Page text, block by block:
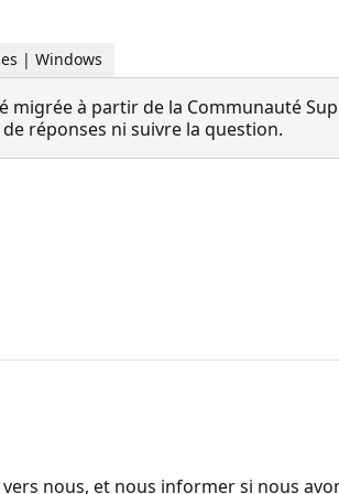
| Windows
migrée à partir de la Communauté
réponses ni suivre la question.
nous, et nous informer si nous